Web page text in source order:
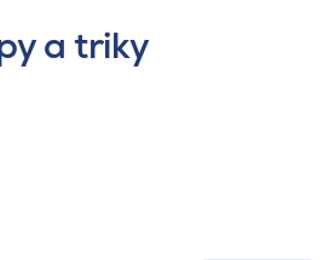
a triky